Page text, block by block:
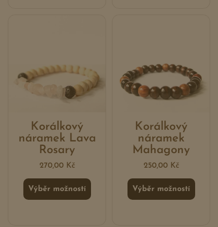
Korálkový
náramek Lava
Rosary
270,00 Kč
Výběr možností
Korálkový
náramek
Mahagony
250,00 Kč
Výběr možností